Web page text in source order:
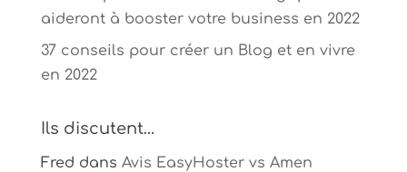
aideront à booster votre business en 2022
37 conseils pour créer un Blog et en vivre
en 2022
Ils discutent…
Fred dans Avis EasyHoster vs Amen